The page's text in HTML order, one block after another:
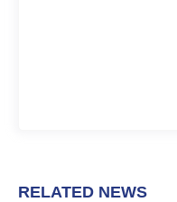
RELATED NEWS